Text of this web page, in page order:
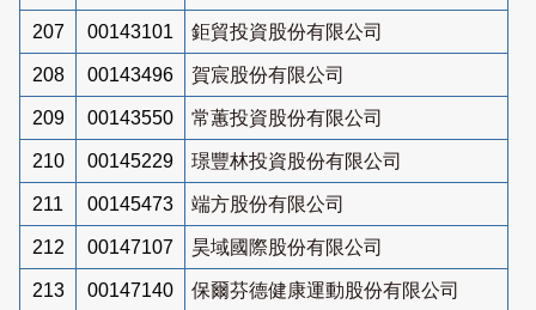
207 00143101 鉅貿投資股份有限公司
208 00143496 賀宸股份有限公司
209 00143550 常蕙投資股份有限公司
210 00145229 璟豐林投資股份有限公司
211 00145473 端方股份有限公司
212 00147107 昊域國際股份有限公司
213 00147140 保爾芬德健康運動股份有限公司